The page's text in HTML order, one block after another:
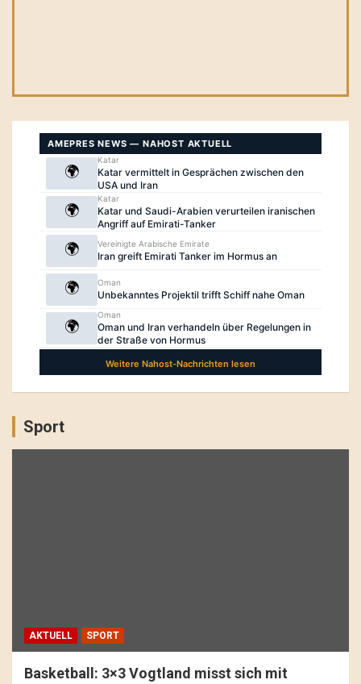
Sport
AKTUELL SPORT
Basketball: 3×3 Vogtland misst sich mit